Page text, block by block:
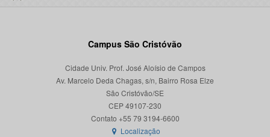
Campus São Cristóvão
Cidade Univ. Prof. José Aloísio de Campos
Av. Marcelo Deda Chagas, s/n, Bairro Rosa Elze
São Cristóvão/SE
CEP 49107-230
Localização